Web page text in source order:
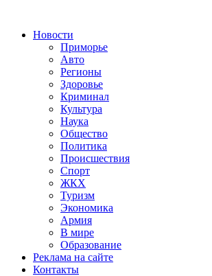
Новости
Приморье
Авто
Регионы
Здоровье
Криминал
Культура
Наука
Общество
Политика
Происшествия
Спорт
ЖКХ
Туризм
Экономика
Армия
В мире
Образование
Реклама на сайте
Контакты